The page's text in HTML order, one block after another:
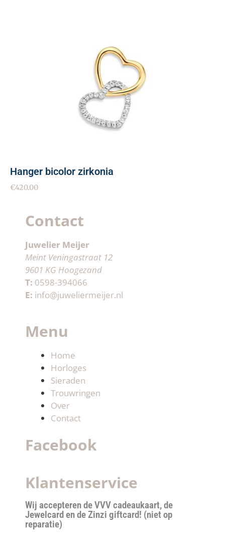
Hanger bicolor zirkonia
€420.00
Contact
Juwelier Meijer
Meint Veningastraat 12
9601 KG Hoogezand
T: 0598-394066
E: info@juweliermeijer.nl
Menu
Home
Horloges
Sieraden
Trouwringen
Over
Contact
Facebook
Klantenservice
Wij accepteren de VVV cadeaukaart, de
Jewelcard en de Zinzi giftcard! (niet op
reparatie)